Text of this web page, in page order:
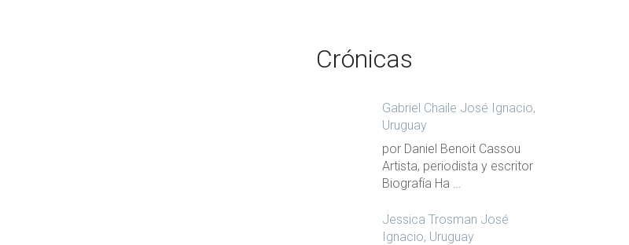
Crónicas
Gabriel Chaile José Ignacio,
Uruguay
por Daniel Benoit Cassou
Artista, periodista y escritor
Biografía Ha …
Jessica Trosman José
Ignacio, Uruguay